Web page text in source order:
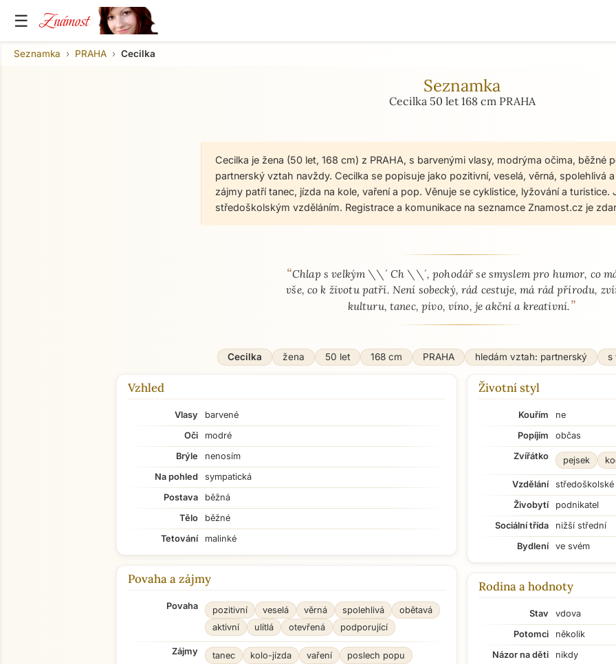
☰ Známost
Seznamka PRAHA Cecilka
Seznamka
Cecilka 50 let 168 cm PRAHA
Cecilka je žena (50 let, 168 cm) z PRAHA, s barvenými vlasy, modrýma očima, běžné
partnerský vztah navždy. Cecilka se popisuje jako pozitivní, veselá, věrná, spolehlivá
zájmy patří tanec, jízda na kole, vaření a pop. Věnuje se cyklistice, lyžování a turistice.
středoškolským vzděláním. Registrace a komunikace na seznamce Znamost.cz je
O mně - seznamka profil
“Chlap s velkým \\´ Ch \\´, pohodář se smyslem pro humor, co
vše, co k životu patří. Není sobecký, rád cestuje, má rád přírodu,
kulturu, tanec, pivo, víno, je akční a kreativní.”
Cecilka žena 50 let 168 cm PRAHA hledám vztah: partnerský s
Vzhled
Vlasy
barvené
Oči
modré
Brýle
nenosím
Na pohled
sympatická
Postava
běžná
Tělo
běžné
Tetování
malinké
Povaha a zájmy
Povaha pozitivní veselá věrná spolehlivá
obětavá
aktivní
ulítlá otevřená podporující
Zájmy tanec kolo-jízda vaření
poslech popu
Životní styl
Kouřím
ne
Popíjím
občas
Zvířátko
pejsek
Vzdělání
středoškolské
Živobytí
podnikatel
Sociální třída
nižší střední
Bydlení
ve svém
Rodina a hodnoty
Stav
vdova
Potomci
několik
Názor na děti
nikdy